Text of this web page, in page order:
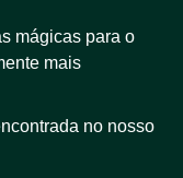
mágicas para o
mais
no nosso